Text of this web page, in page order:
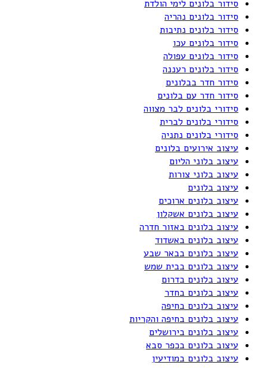
סידור בלונים לימי הולדת
סידור בלונים נהריה
סידור בלונים נתיבות
סידור בלונים עכו
סידור בלונים עפולה
סידור בלונים רעננה
סידור חדר בבלונים
סידור חדר עם בלונים
סידורי בלונים לבר מצווה
סידורי בלונים לברית
סידורי בלונים נתניה
עיצוב אירועים בלונים
עיצוב בלוני הליום
עיצוב בלוני צורות
עיצוב בלונים
עיצוב בלונים ארוכים
עיצוב בלונים אשקלון
עיצוב בלונים באזור חדרה
עיצוב בלונים באשדוד
עיצוב בלונים בבאר שבע
עיצוב בלונים בבית שמש
עיצוב בלונים בדרום
עיצוב בלונים בחדר
עיצוב בלונים בחיפה
עיצוב בלונים בחיפה והקריות
עיצוב בלונים בירושלים
עיצוב בלונים בכפר סבא
עיצוב בלונים במודיעין